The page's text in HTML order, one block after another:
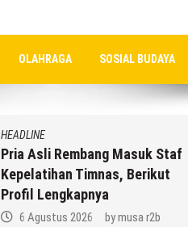
OLAHRAGA SOSIAL BUDAYA
HEADLINE
Pria Asli Rembang Masuk Staf
Kepelatihan Timnas, Berikut
Profil Lengkapnya
6 Agustus 2026 bymusa r2b